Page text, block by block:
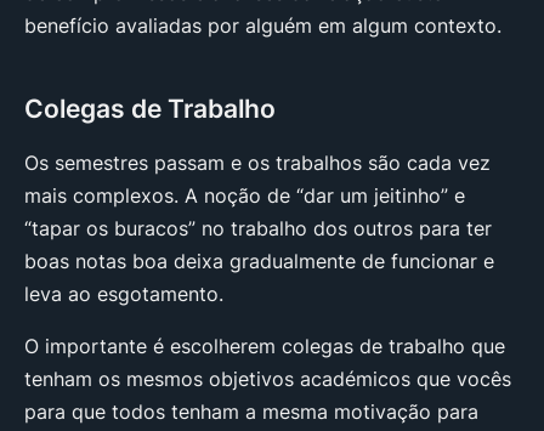
benefício avaliadas por alguém em algum contexto.
Colegas de Trabalho
Os semestres passam e os trabalhos são cada vez
mais complexos. A noção de “dar um jeitinho” e
“tapar os buracos” no trabalho dos outros para ter
boas notas boa deixa gradualmente de funcionar e
leva ao esgotamento.
O importante é escolherem colegas de trabalho que
tenham os mesmos objetivos académicos que vocês
para que todos tenham a mesma motivação para